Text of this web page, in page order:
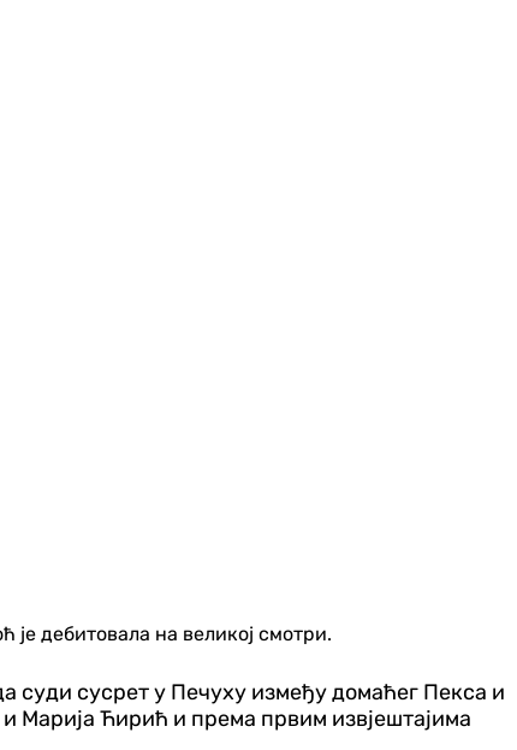
дебитовала на великој смотри.
суди сусрет у Печуху између домаћег Пекса и
Марија Ћирић и према првим извјештајима